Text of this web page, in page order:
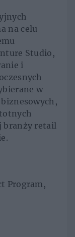
na celu
Studio,
i
w
branży retail
Program,